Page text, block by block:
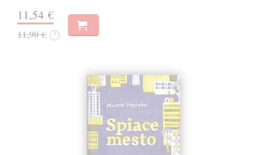
11,54 €
11,90 € ?